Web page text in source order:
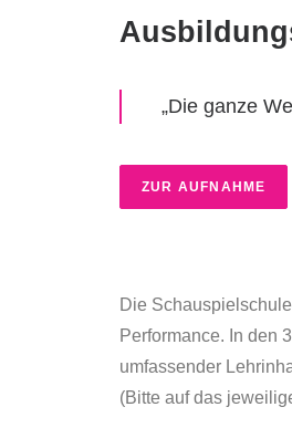
„Die ganze
ZUR AUFNAHME
Die
Performance. In den
umfassender
(Bitte auf das